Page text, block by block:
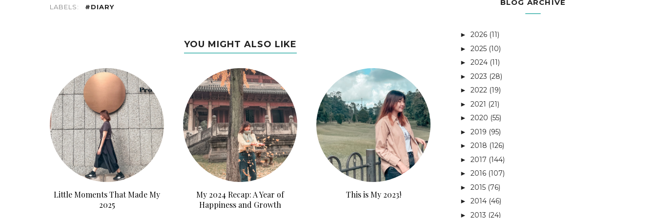
LABELS: #DIARY
YOU MIGHT ALSO LIKE
Little Moments That Made My
2025
My 2024 Recap: A Year of
Happiness and Growth
This is My 2023!
BLOG ARCHIVE
► 2026 (11)
► 2025 (10)
► 2024 (11)
► 2023 (28)
► 2022 (19)
► 2021 (21)
► 2020 (55)
► 2019 (95)
► 2018 (126)
► 2017 (144)
► 2016 (107)
► 2015 (76)
► 2014 (46)
► 2013 (24)